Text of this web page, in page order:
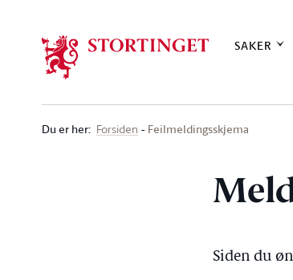
SAKER
Du er her: Forsiden Feilmeldingsskjema
Siden du